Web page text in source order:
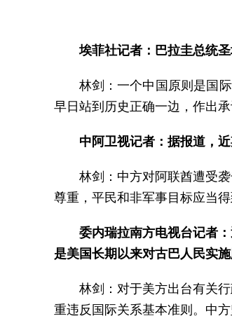
埃菲社记者：巴拉圭总统
林剑：一个中国原则是国
早日站到历史正确一边，作出
中阿卫视记者：据报道，
林剑：中方对阿联酋遭受
尊重，平民和非军事目标应当
委内瑞拉南方电视台记者
是美国长期以来对古巴人民实
林剑：对于美方出台有关
重违反国际关系基本准则。中